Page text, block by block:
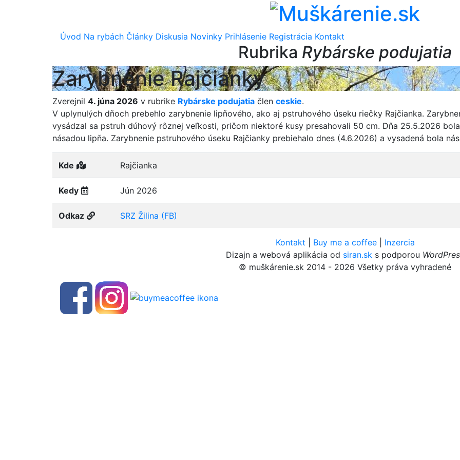
Úvod Na rybách Články Diskusia Novinky Prihlásenie Registrácia Kontakt
Rubrika Rybárske podujatia
Zarybnenie Rajčianky
Zverejnil 4. júna 2026 v rubrike Rybárske podujatia člen ceskie.
V uplynulých dňoch prebehlo zarybnenie lipňového, ako aj pstruhového úseku riečky Rajčianka.
vysádzal sa pstruh dúhový rôznej veľkosti, pričom niektoré kusy presahovali 50 cm. Dňa 25.5.2026
násadou lipňa. Zarybnenie pstruhového úseku Rajčianky prebiehalo dnes (4.6.2026) a vysadená bola
Kde Rajčianka
Kedy Jún 2026
Odkaz SRZ Žilina (FB)
Kontakt Buy me a coffee| Inzercia
Dizajn a webová aplikácia od siran.sk s podporou
© muškárenie.sk 2014 - 2026 Všetky práva vyhradené